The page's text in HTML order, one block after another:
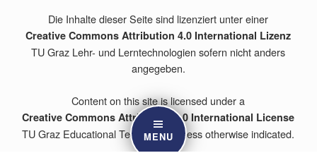
MENU
Die Inhalte dieser Seite sind lizenziert unter einer
Creative Commons Attribution 4.0 International Lizenz
TU Graz Lehr- und Lerntechnologien sofern nicht anders
angegeben.
Content on this site is licensed under a
Creative Commons Attribution 4.0 International License
TU Graz Educational Technology unless otherwise indicated.